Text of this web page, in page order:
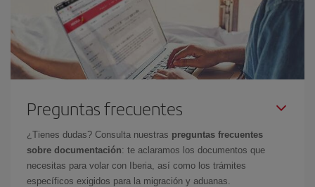
Preguntas frecuentes
¿Tienes dudas? Consulta nuestras preguntas frecuentes
sobre documentación: te aclaramos los documentos que
necesitas para volar con Iberia, así como los trámites
específicos exigidos para la migración y aduanas.